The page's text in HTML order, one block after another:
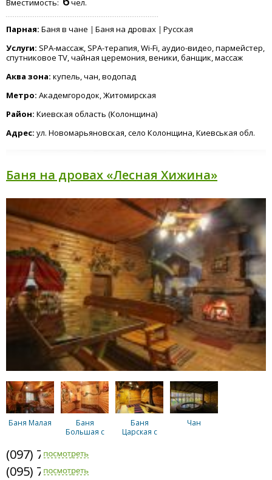
Вместимость: чел.
Парная: Баня в чане Баня на дровах
Русская
Услуги: SPA-массаж, SPA-терапия, Wi-Fi, аудио-видео, пармейстер,
спутниковое TV, чайная церемония, веники, банщик, массаж
Аква зона: купель, чан, водопад
Метро: Академгородок, Житомирская
Район: Киевская область (Колонщина)
Адрес: ул. Новомарьяновская, село Колонщина, Киевськая обл.
Баня на дровах «Лесная Хижина»
Баня Малая
Баня
Большая с
Баня
Царская с
Чан
(097) 794-2303
(095) 794-2303